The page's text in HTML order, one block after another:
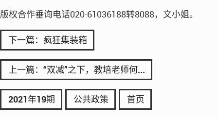
版权合作垂询电话020-61036188转8088，文小姐。
下一篇：疯狂集装箱
上一篇：“双减”之下，教培老师何...
2021年19期 公共政策 首页